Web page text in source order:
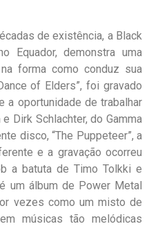
de existência, a Black
Equador, demonstra uma
forma como conduz sua
of Elders”, foi gravado
a oportunidade de trabalhar
Dirk Schlachter, do Gamma
disco, “The Puppeteer”, a
e a gravação ocorreu
a batuta de Timo Tolkki e
um álbum de Power Metal
vezes como um misto de
músicas tão melódicas